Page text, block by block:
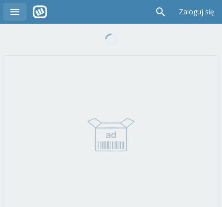
Zaloguj się